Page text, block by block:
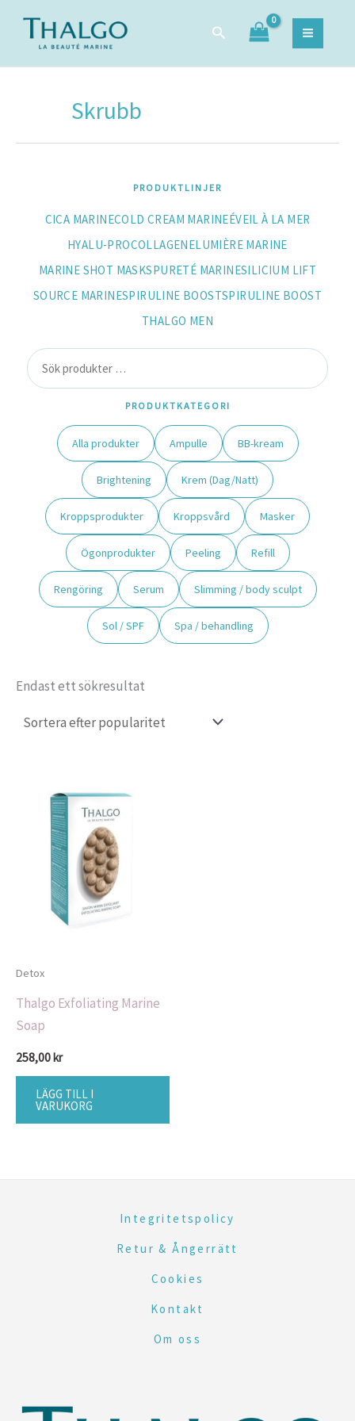
innehåll
Sök
Skrubb
PRODUKTLINJER
CICA MARINECOLD CREAM MARINEÉVEIL À LA MER
HYALU-PROCOLLAGENELUMIÈRE MARINE
MARINE SHOT MASKSPURETÉ MARINESILICIUM LIFT
SOURCE MARINESPIRULINE BOOSTSPIRULINE BOOST
THALGO MEN
efter:
PRODUKTKATEGORI
Alla produkter Ampulle BB-kream
Brightening Krem (Dag/Natt)
Kroppsprodukter Kroppsvård Masker
Ögonprodukter Peeling Refill
Rengöring Serum Slimming / body sculpt
Sol / SPF Spa / behandling
Endast ett sökresultat
Detox
Thalgo Exfoliating Marine
Soap
258,00kr
LÄGG TILL I
VARUKORG
Integritetspolicy
Retur & Ångerrätt
Cookies
Kontakt
Om oss